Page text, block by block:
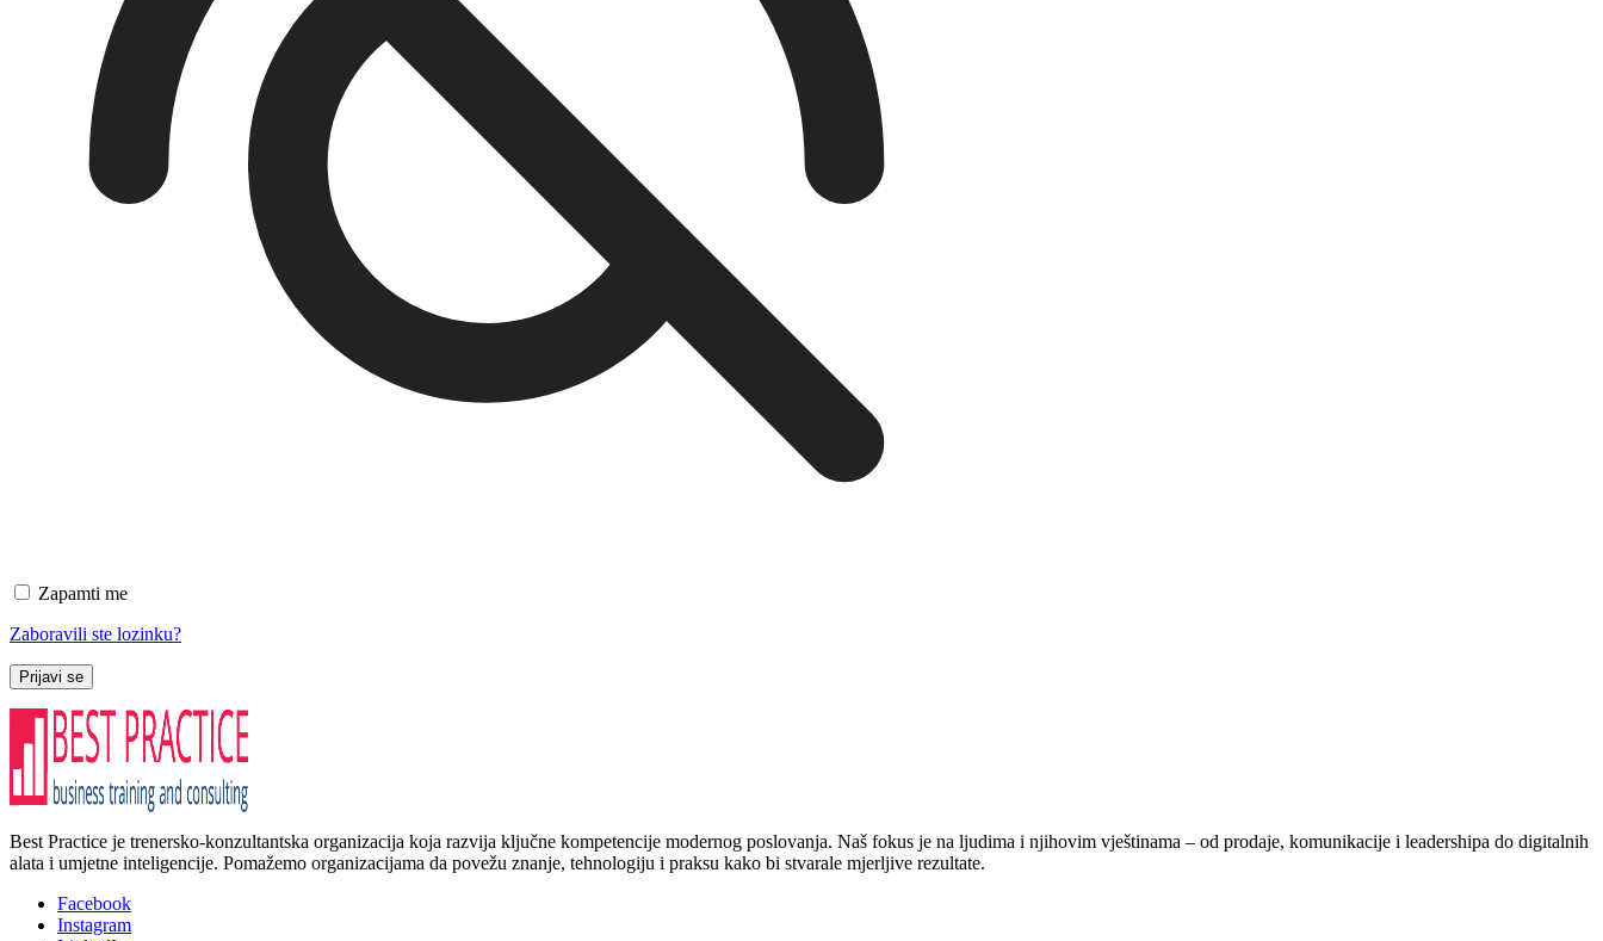
Zapamti me
Zaboravili ste lozinku?
Prijavi se
Best Practice je trenersko-konzultantska organizacija koja razvija ključne kompetencije modernog poslovanja. Naš fokus je na ljudima i njihovim vještinama – od prodaje, komunikacije i leadershipa do digitalnih
alata i umjetne inteligencije. Pomažemo organizacijama da povežu znanje, tehnologiju i praksu kako bi stvarale mjerljive rezultate.
Facebook
Instagram